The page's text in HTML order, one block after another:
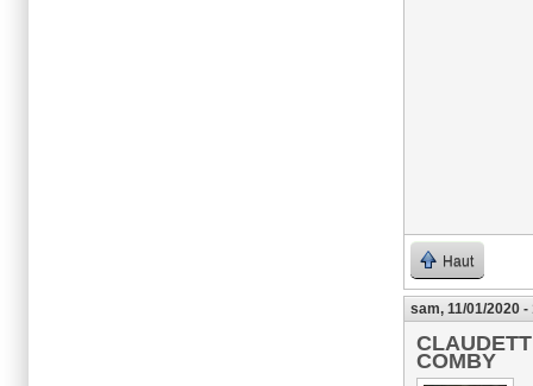
Haut
sam, 11/01/2020 -
COMBY